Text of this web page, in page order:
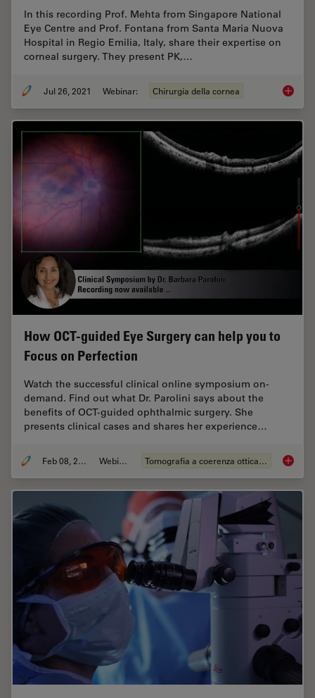
In this recording Prof. Mehta from Singapore National
Eye Centre and Prof. Fontana from Santa Maria Nuova
Hospital in Regio Emilia, Italy, share their expertise on
corneal surgery. They present PK,…
Jul 26, 2021 Webinar: Chirurgia della cornea Clinical
How OCT-guided Eye Surgery can help you to
Focus on Perfection
Watch the successful clinical online symposium on-
demand. Find out what Dr. Parolini says about the
benefits of OCT-guided ophthalmic surgery. She
presents clinical cases and shares her experience…
Feb 08, 2021 Webinar: Tomografia a coerenza ottica (OCT) How